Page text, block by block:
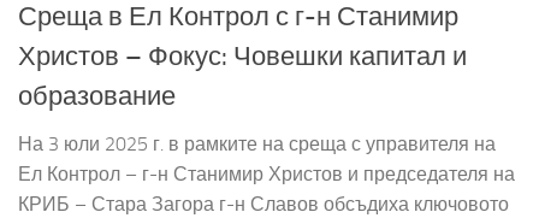
Среща в Ел Контрол с г-н Станимир
Христов – Фокус: Човешки капитал и
образование
На 3 юли 2025 г. в рамките на среща с управителя на
Ел Контрол – г-н Станимир Христов и председателя на
КРИБ – Стара Загора г-н Славов обсъдиха ключовото